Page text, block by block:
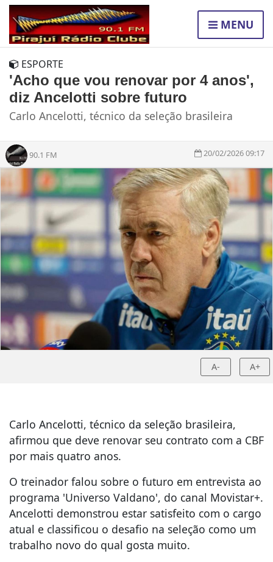
MENU
ESPORTE
'Acho que vou renovar por 4 anos',
diz Ancelotti sobre futuro
Carlo Ancelotti, técnico da seleção brasileira
90.1 FM 20/02/2026 09:17
A- A+
Carlo Ancelotti, técnico da seleção brasileira,
afirmou que deve renovar seu contrato com a CBF
por mais quatro anos.
O treinador falou sobre o futuro em entrevista ao
programa 'Universo Valdano', do canal Movistar+.
Ancelotti demonstrou estar satisfeito com o cargo
atual e classificou o desafio na seleção como um
trabalho novo do qual gosta muito.